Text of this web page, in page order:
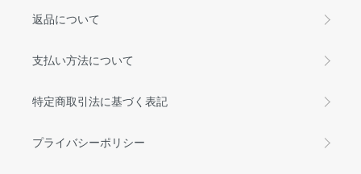
返品について
支払い方法について
特定商取引法に基づく表記
プライバシーポリシー